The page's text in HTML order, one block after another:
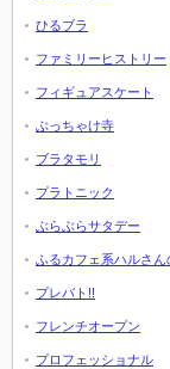
ひるブラ
ファミリーヒストリー
フィギュアスケート
ぶっちゃけ寺
ブラタモリ
プラトニック
ぶらぶらサタデー
ふるカフェ系ハルさん
プレバト!!
フレンチオープン
プロフェッショナル